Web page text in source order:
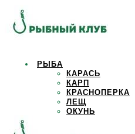
РЫБА
КАРАСЬ
КАРП
КРАСНОПЕРКА
ЛЕЩ
ОКУНЬ